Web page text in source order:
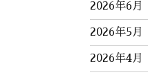
2026年6月
2026年5月
2026年4月